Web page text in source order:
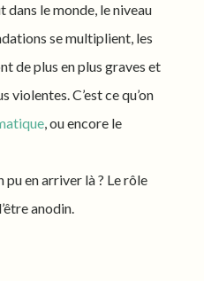
le monde, le niveau
se multiplient, les
de plus en plus graves et
violentes. C’est ce qu’on
, ou encore le
en arriver là ? Le rôle
anodin.